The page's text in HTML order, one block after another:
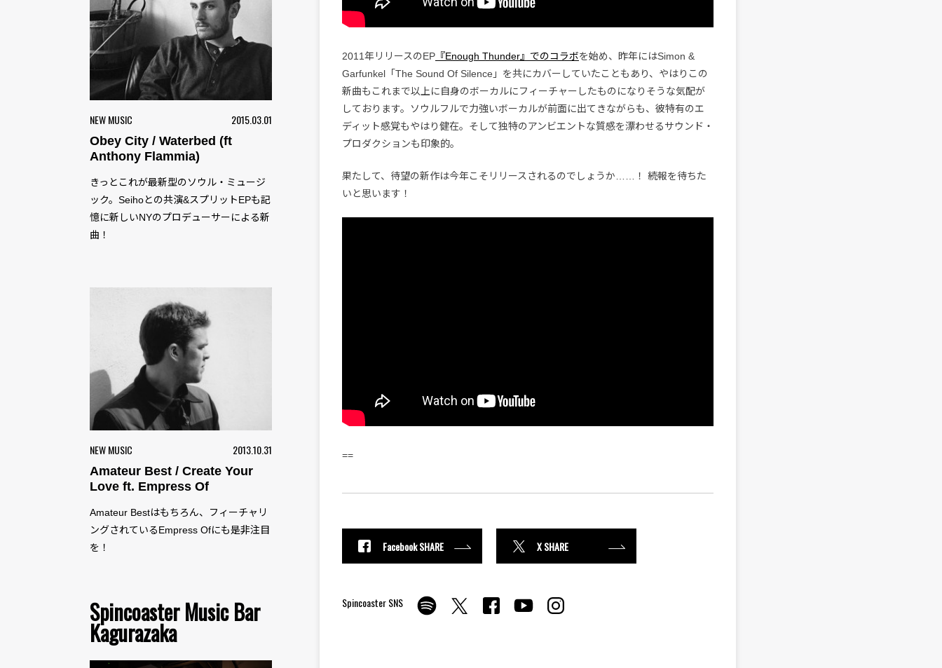
NEW MUSIC 2015.03.01
Obey City / Waterbed (ft
Anthony Flammia)
きっとこれが最新型のソウル・ミュージ
ック。Seihoとの共演&スプリットEPも記
憶に新しいNYのプロデューサーによる新
曲！
NEW MUSIC 2013.10.31
Amateur Best / Create Your
Love ft. Empress Of
Amateur Bestはもちろん、フィーチャリ
ングされているEmpress Ofにも是非注目
を！
Spincoaster Music Bar
Kagurazaka
2011年リリースのEP 『Enough Thunder』でのコラボを始め、昨年にはSimon &
Garfunkel「The Sound Of Silence」を共にカバーしていたこともあり、やはりこの
新曲もこれまで以上に自身のボーカルにフィーチャーしたものになりそうな気配が
しております。ソウルフルで力強いボーカルが前面に出てきながらも、彼特有のエ
ディット感覚もやはり健在。そして独特のアンビエントな質感を漂わせるサウンド・
プロダクションも印象的。
果たして、待望の新作は今年こそリリースされるのでしょうか……！ 続報を待ちた
いと思います！
==
Facebook SHARE X SHARE
Spincoaster SNS